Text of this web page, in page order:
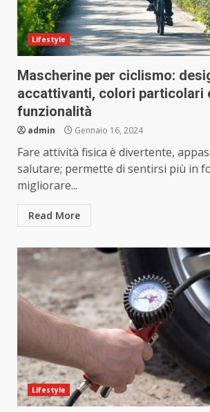
Lifestyle
Mascherine per ciclismo:
accattivanti, colori particolari
funzionalità
admin Gennaio 16, 2024
Fare attività fisica è divertente,
salutare; permette di sentirsi più in
migliorare...
Read More
Lifestyle